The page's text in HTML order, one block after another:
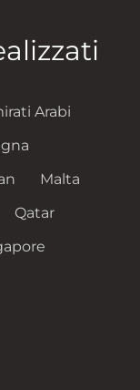
Arabi
Malta
Qatar